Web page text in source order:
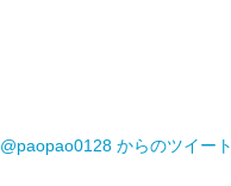
@paopao0128 からのツイート